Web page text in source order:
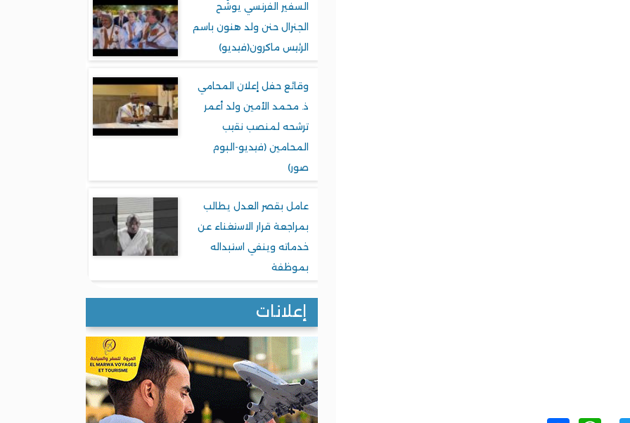
السفير الفرنسي يوشّح
الجنرال حنن ولد هنون باسم
الرئيس ماكرون(فيديو)
وقائع حفل إعلان المحامي
ذ. محمد الأمين ولد أعمر
ترشحه لمنصب نقيب
المحامين (فيديو-البوم
صور)
عامل بقصر العدل يطالب
بمراجعة قرار الاستغناء عن
خدماته وينفي استبداله
بموظفة
إعلانات